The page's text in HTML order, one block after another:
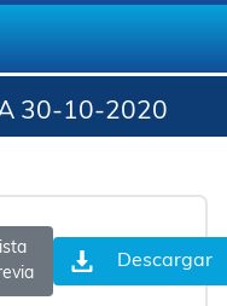
30-10-2020
Descargar